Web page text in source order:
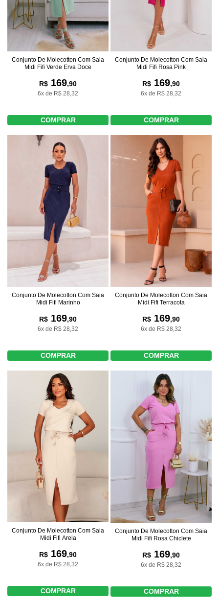
Conjunto De Molecotton Com Saia
Midi Fifi Verde Erva Doce
R$ 169,90
6x de R$ 28,32
COMPRAR
Conjunto De Molecotton Com Saia
Midi Fifi Rosa Pink
R$ 169,90
6x de R$ 28,32
COMPRAR
Conjunto De Molecotton Com Saia
Midi Fifi Marinho
R$ 169,90
6x de R$ 28,32
COMPRAR
Conjunto De Molecotton Com Saia
Midi Fifi Terracota
R$ 169,90
6x de R$ 28,32
COMPRAR
Conjunto De Molecotton Com Saia
Midi Fifi Areia
R$ 169,90
6x de R$ 28,32
COMPRAR
Conjunto De Molecotton Com Saia
Midi Fifi Rosa Chiclete
R$ 169,90
6x de R$ 28,32
COMPRAR